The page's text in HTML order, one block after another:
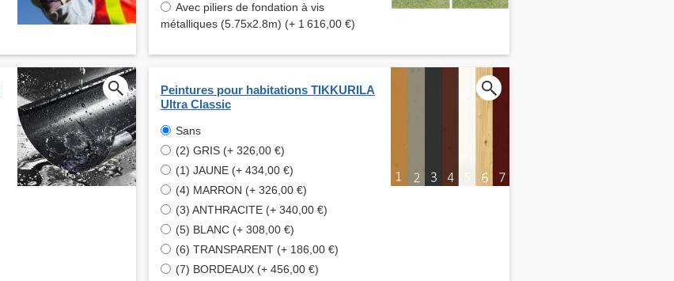
Avec piliers de fondation à vis
métalliques (5.75x2.8m) (+ 1 616,00 €)
Peintures pour habitations TIKKURILA
Ultra Classic
Sans
(2) GRIS (+ 326,00 €)
(1) JAUNE (+ 434,00 €)
(4) MARRON (+ 326,00 €)
(3) ANTHRACITE (+ 340,00 €)
(5) BLANC (+ 308,00 €)
(6) TRANSPARENT (+ 186,00 €)
(7) BORDEAUX (+ 456,00 €)